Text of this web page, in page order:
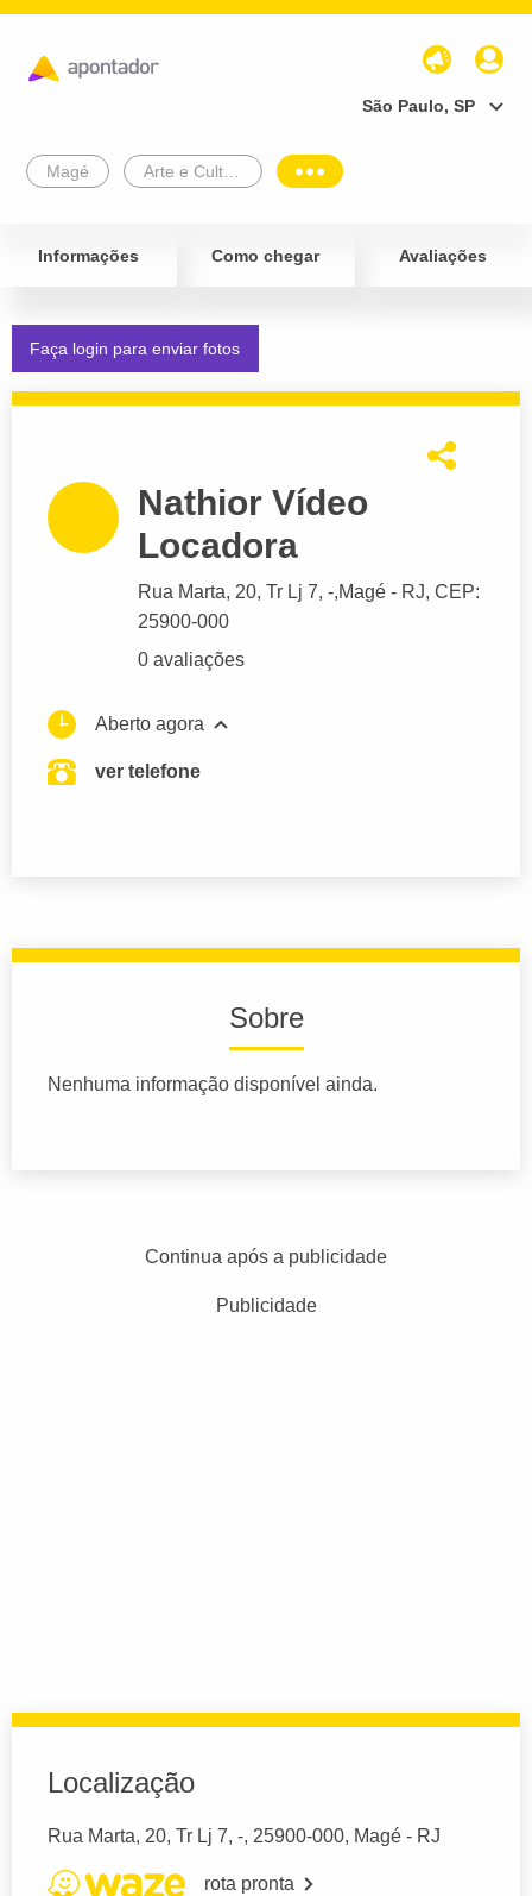
São Paulo, SP
Magé
Informações Como chegar Avaliações
Faça login para enviar fotos
Nathior Vídeo
Locadora
Rua Marta, 20, Tr Lj 7, -,Magé - RJ, CEP:
25900-000
0 avaliações
Aberto agora
ver telefone
Sobre
Nenhuma informação disponível ainda.
Continua após a publicidade
Publicidade
Localização
Rua Marta, 20, Tr Lj 7, -, 25900-000, Magé - RJ
rota pronta